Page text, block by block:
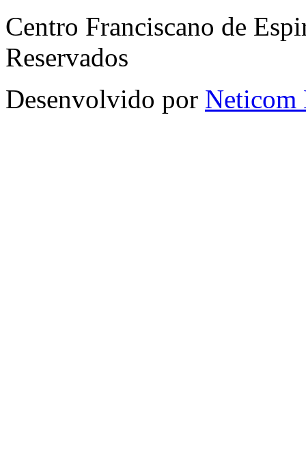
Centro Franciscano de
Reservados
Desenvolvido por Neticom